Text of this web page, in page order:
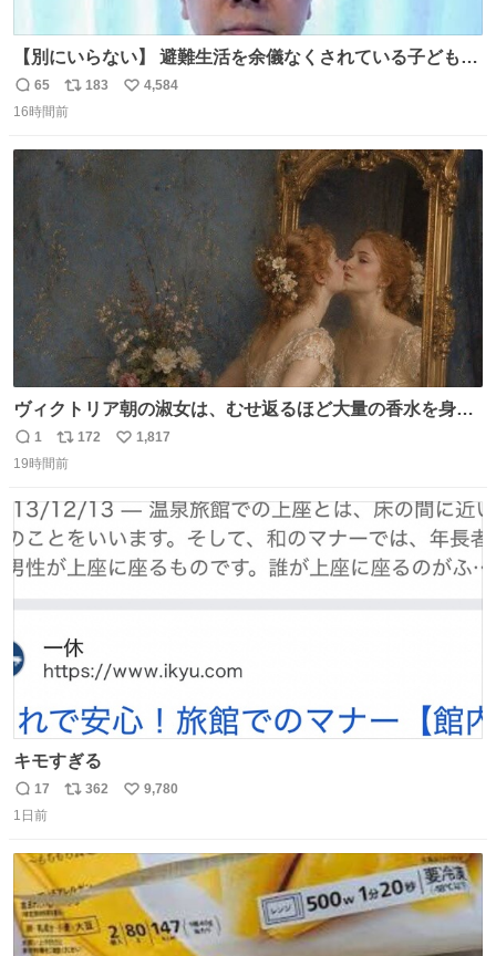
【別にいらない】 避難生活を余儀なくされている子どもた
ちのためにヒカキンボックス1000個を寄付させていただき
ました
返
信
65
リ
ポ
ト
183
い
4,584
16時間前
ヴィクトリア朝の淑女は、むせ返るほど大量の香水を身に
つけるものではないとされていた。それでも香水は、髪や
肌の手入れと同じくらい、ヴィクトリア朝の女性達の美容
が知る香水よりも単純な組成で、その大部分は薔薇、菫、
ベルガモット、
返
信
1
リ
ポ
ト
数
172
い
数
1,817
19時間前
キモすぎる
返
信
17
リ
数
362
い
数
9,780
1日前